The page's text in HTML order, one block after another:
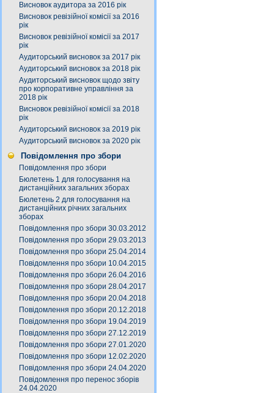
Висновок аудитора за 2016 рік
Висновок ревізійної комісії за 2016
рік
Висновок ревізійної комісії за 2017
рік
Аудиторський висновок за 2017 рік
Аудиторський висновок за 2018 рік
Аудиторський висновок щодо звіту
про корпоративне управління за
2018 рік
Висновок ревізійної комісії за 2018
рік
Аудиторський висновок за 2019 рік
Аудиторський висновок за 2020 рік
Повідомлення про збори
Повідомлення про збори
Бюлетень 1 для голосування на
дистанційних загальних зборах
Бюлетень 2 для голосування на
дистанційних річних загальних
зборах
Повідомлення про збори 30.03.2012
Повідомлення про збори 29.03.2013
Повідомлення про збори 25.04.2014
Повідомлення про збори 10.04.2015
Повідомлення про збори 26.04.2016
Повідомлення про збори 28.04.2017
Повідомлення про збори 20.04.2018
Повідомлення про збори 20.12.2018
Повідомлення про збори 19.04.2019
Повідомлення про збори 27.12.2019
Повідомлення про збори 27.01.2020
Повідомлення про збори 12.02.2020
Повідомлення про збори 24.04.2020
Повідомлення про перенос зборів
24.04.2020